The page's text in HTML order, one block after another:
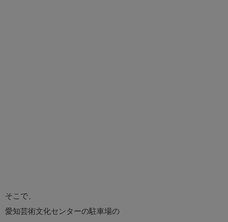
そこで、
愛知芸術文化センターの駐車場の